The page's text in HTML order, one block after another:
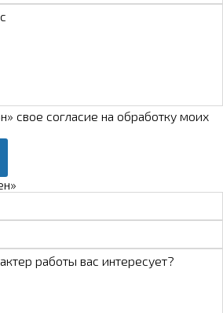
свое согласие на обработку моих